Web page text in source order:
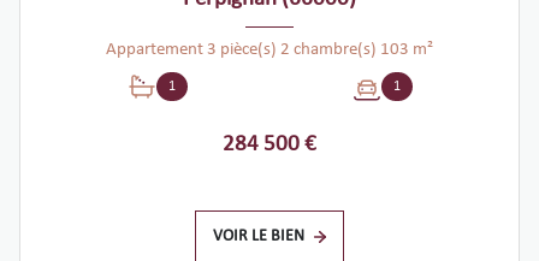
Appartement 3 pièce(s) 2 chambre(s) 103 m²
1 1
284 500 €
VOIR LE BIEN